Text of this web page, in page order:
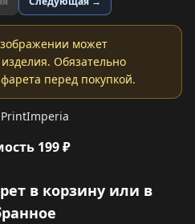
может
Обязательно
перед покупкой.
PrintImperia
199 ₽
в корзину или в